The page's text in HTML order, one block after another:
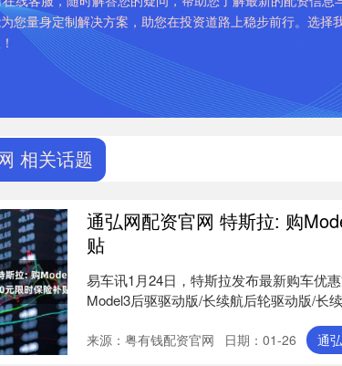
您量身定制解决方案，助您在投资道路上稳步前行。选择
相关话题
通弘网配资官网 特斯拉: 购
贴
易车讯1月24日，特斯拉发布最新购车优
Model3后驱驱动版/长续航后轮驱动版/长
来源：粤有钱配资官网 日期：01-26 通